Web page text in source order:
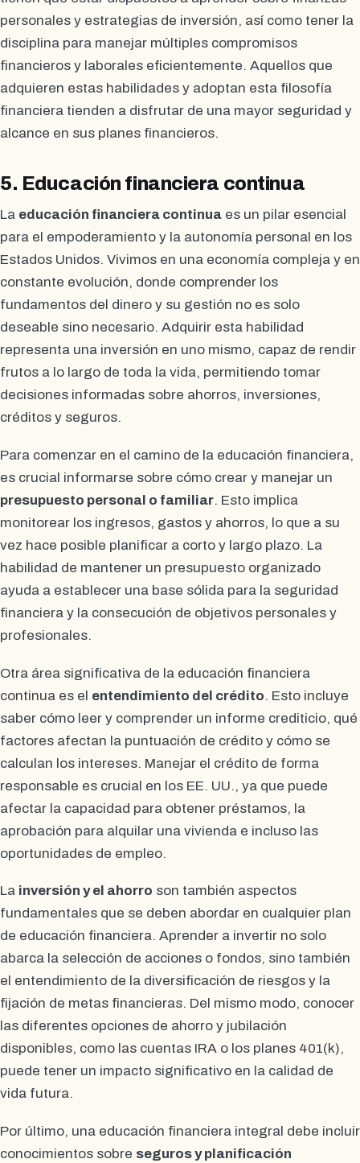
personales y estrategias de inversión, así como tener la
disciplina para manejar múltiples compromisos
financieros y laborales eficientemente. Aquellos que
adquieren estas habilidades y adoptan esta filosofía
financiera tienden a disfrutar de una mayor seguridad y
alcance en sus planes financieros.
5. Educación financiera continua
La educación financiera continua es un pilar esencial
para el empoderamiento y la autonomía personal en los
Estados Unidos. Vivimos en una economía compleja y en
constante evolución, donde comprender los
fundamentos del dinero y su gestión no es solo
deseable sino necesario. Adquirir esta habilidad
representa una inversión en uno mismo, capaz de rendir
frutos a lo largo de toda la vida, permitiendo tomar
decisiones informadas sobre ahorros, inversiones,
créditos y seguros.
Para comenzar en el camino de la educación financiera,
es crucial informarse sobre cómo crear y manejar un
presupuesto personal o familiar. Esto implica
monitorear los ingresos, gastos y ahorros, lo que a su
vez hace posible planificar a corto y largo plazo. La
habilidad de mantener un presupuesto organizado
ayuda a establecer una base sólida para la seguridad
financiera y la consecución de objetivos personales y
profesionales.
Otra área significativa de la educación financiera
continua es el entendimiento del crédito. Esto incluye
saber cómo leer y comprender un informe crediticio, qué
factores afectan la puntuación de crédito y cómo se
calculan los intereses. Manejar el crédito de forma
responsable es crucial en los EE. UU., ya que puede
afectar la capacidad para obtener préstamos, la
aprobación para alquilar una vivienda e incluso las
oportunidades de empleo.
La inversión y el ahorro son también aspectos
fundamentales que se deben abordar en cualquier plan
de educación financiera. Aprender a invertir no solo
abarca la selección de acciones o fondos, sino también
el entendimiento de la diversificación de riesgos y la
fijación de metas financieras. Del mismo modo, conocer
las diferentes opciones de ahorro y jubilación
disponibles, como las cuentas IRA o los planes 401(k),
puede tener un impacto significativo en la calidad de
vida futura.
Por último, una educación financiera integral debe incluir
conocimientos sobre seguros y planificación